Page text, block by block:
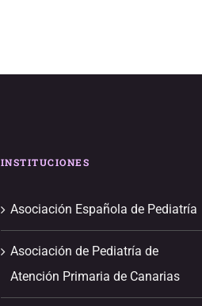
INSTITUCIONES
Asociación Española de Pediatría
Asociación de Pediatría de
Atención Primaria de Canarias